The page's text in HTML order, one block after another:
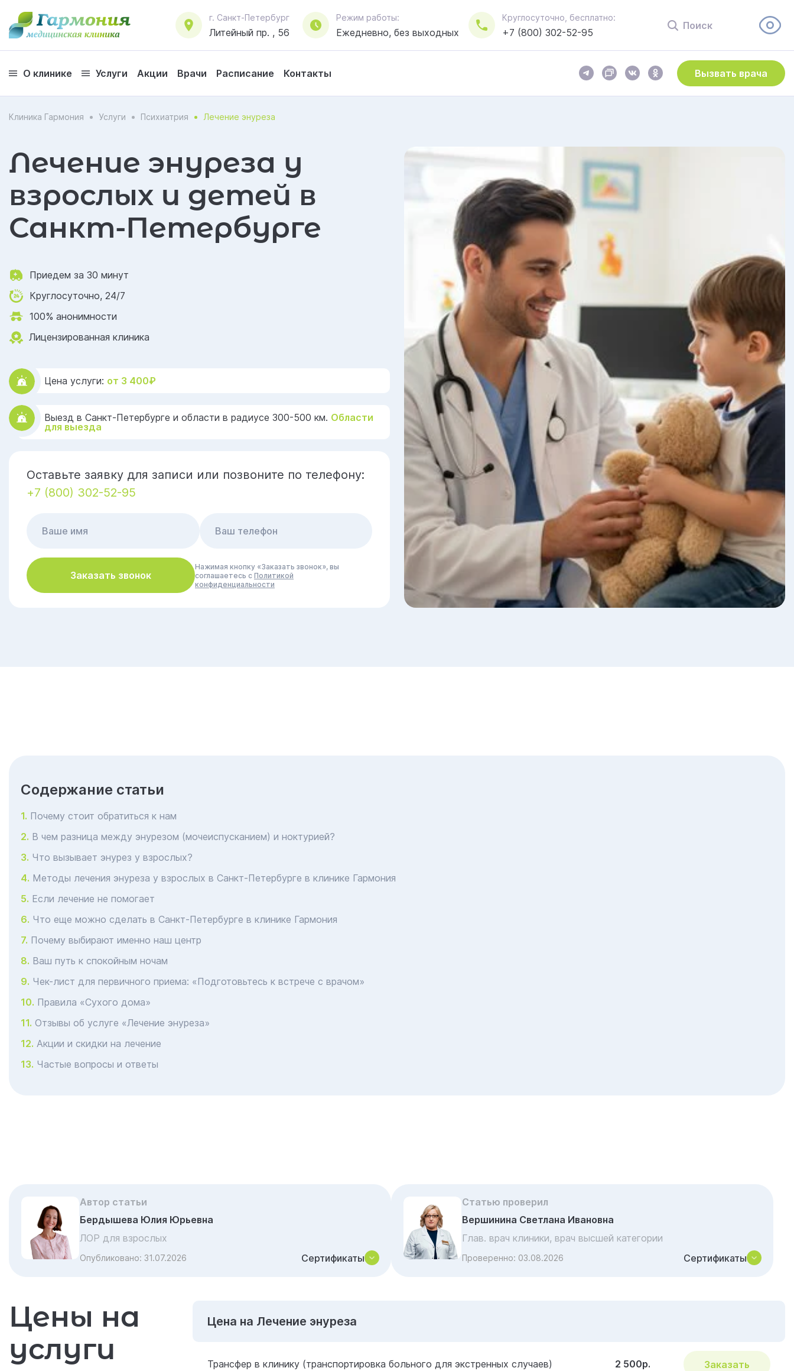
г. Санкт-Петербург
Литейный пр. , 56
Режим работы:
Ежедневно, без выходных
Круглосуточно, бесплатно:
+7 (800) 302-52-95
Поиск
О клинике Услуги Акции Врачи Расписание Контакты Вызвать врача
Клиника Гармония Услуги Психиатрия Лечение энуреза
Лечение энуреза у
взрослых и детей в
Санкт-Петербурге
Приедем за 30 минут
Круглосуточно, 24/7
100% анонимности
Лицензированная клиника
Цена услуги: от 3 400₽
Выезд в Санкт-Петербурге и области в радиусе 300-500 км. Области
для выезда
Оставьте заявку для записи или позвоните по телефону:
+7 (800) 302-52-95
Заказать звонок
Нажимая кнопку «Заказать звонок», вы
соглашаетесь с Политикой
конфиденциальности
Cодержание статьи
Почему стоит обратиться к нам
В чем разница между энурезом (мочеиспусканием) и ноктурией?
Что вызывает энурез у взрослых?
Методы лечения энуреза у взрослых в Санкт-Петербурге в клинике Гармония
Если лечение не помогает
Что еще можно сделать в Санкт-Петербурге в клинике Гармония
Почему выбирают именно наш центр
Ваш путь к спокойным ночам
Чек-лист для первичного приема: «Подготовьтесь к встрече с врачом»
Правила «Сухого дома»
Отзывы об услуге «Лечение энуреза»
Акции и скидки на лечение
Частые вопросы и ответы
Автор статьи
Бердышева Юлия Юрьевна
ЛОР для взрослых
Опубликовано: 31.07.2026 Сертификаты
Статью проверил
Вершинина Светлана Ивановна
Глав. врач клиники, врач высшей категории
Проверенно: 03.08.2026 Сертификаты
Цены на
услуги
Цена на Лечение энуреза
Трансфер в клинику (транспортировка больного для экстренных случаев) 2 500р. Заказать